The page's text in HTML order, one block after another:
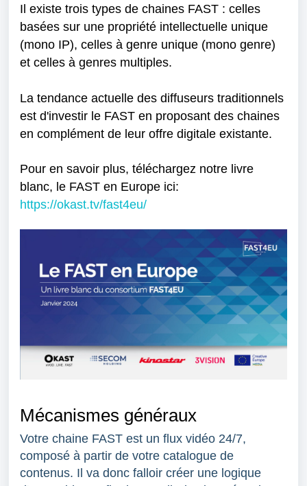
Il existe trois types de chaines FAST : celles
basées sur une propriété intellectuelle unique
(mono IP), celles à genre unique (mono genre)
et celles à genres multiples.
La tendance actuelle des diffuseurs traditionnels
est d'investir le FAST en proposant des chaines
en complément de leur offre digitale existante.
Pour en savoir plus, téléchargez notre livre
blanc, le FAST en Europe ici:
https://okast.tv/fast4eu/
Mécanismes généraux
Votre chaine FAST est un flux vidéo 24/7,
composé à partir de votre catalogue de
contenus. Il va donc falloir créer une logique